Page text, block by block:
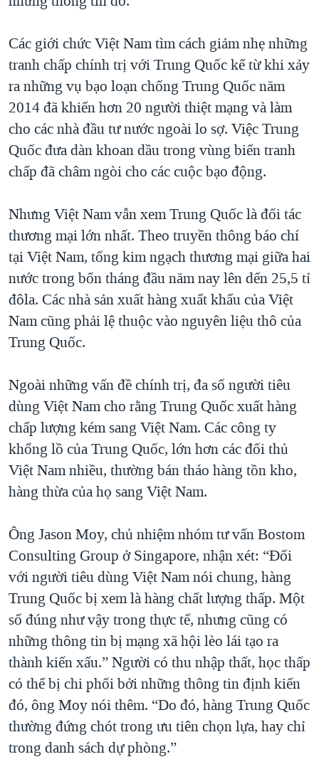
Các giới chức Việt Nam tìm cách giảm nhẹ những
tranh chấp chính trị với Trung Quốc kể từ khi xảy
ra những vụ bạo loạn chống Trung Quốc năm
2014 đã khiến hơn 20 người thiệt mạng và làm
cho các nhà đầu tư nước ngoài lo sợ. Việc Trung
Quốc đưa dàn khoan dầu trong vùng biển tranh
chấp đã châm ngòi cho các cuộc bạo động.
Nhưng Việt Nam vẫn xem Trung Quốc là đối tác
thương mại lớn nhất. Theo truyền thông báo chí
tại Việt Nam, tổng kim ngạch thương mại giữa hai
nước trong bốn tháng đầu năm nay lên dến 25,5 tỉ
đôla. Các nhà sản xuất hàng xuất khẩu của Việt
Nam cũng phải lệ thuộc vào nguyên liệu thô của
Trung Quốc.
Ngoài những vấn đề chính trị, đa số người tiêu
dùng Việt Nam cho rằng Trung Quốc xuất hàng
chấp lượng kém sang Việt Nam. Các công ty
khổng lồ của Trung Quốc, lớn hơn các đối thủ
Việt Nam nhiều, thường bán tháo hàng tồn kho,
hàng thừa của họ sang Việt Nam.
Ông Jason Moy, chủ nhiệm nhóm tư vấn Bostom
Consulting Group ở Singapore, nhận xét: “Đối
với người tiêu dùng Việt Nam nói chung, hàng
Trung Quốc bị xem là hàng chất lượng thấp. Một
số đúng như vậy trong thực tế, nhưng cũng có
những thông tin bị mạng xã hội lèo lái tạo ra
thành kiến xấu.” Người có thu nhập thất, học thấp
có thể bị chi phối bởi những thông tin định kiến
đó, ông Moy nói thêm. “Do đó, hàng Trung Quốc
thường đứng chót trong ưu tiên chọn lựa, hay chỉ
trong danh sách dự phòng.”